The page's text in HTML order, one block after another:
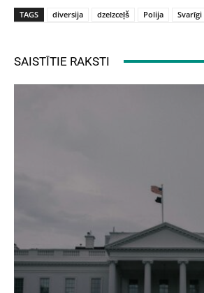
TAGS diversija dzelzceļš Polija Svarīgi
SAISTĪTIE RAKSTI